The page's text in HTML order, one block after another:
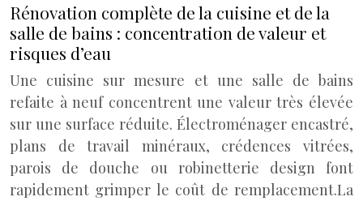
Rénovation complète de la cuisine et de la
salle de bains : concentration de valeur et
risques d’eau
Une cuisine sur mesure et une salle de bains
refaite à neuf concentrent une valeur très élevée
sur une surface réduite. Électroménager encastré,
plans de travail minéraux, crédences vitrées,
parois de douche ou robinetterie design font
rapidement grimper le coût de remplacement.La